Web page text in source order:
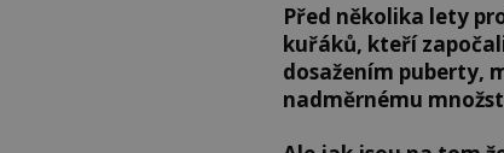
Před několika lety
kuřáků, kteří
dosažením puberty,
nadměrnému